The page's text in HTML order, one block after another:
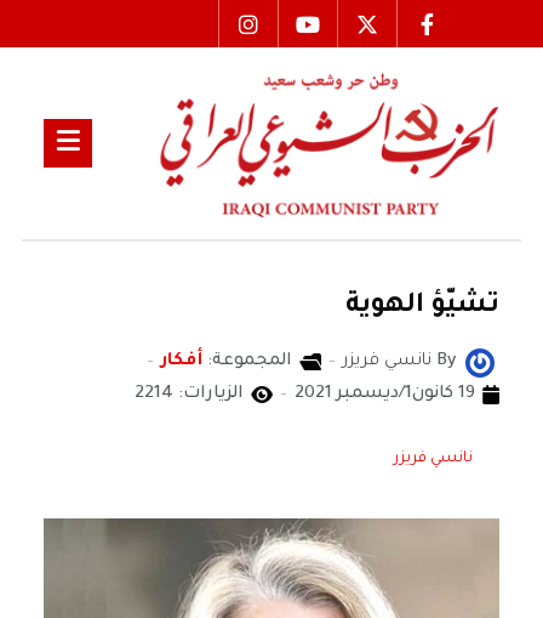
تشيّؤ الهوية
By نانسي فريزر المجموعة: أفكار
19 كانون1/ديسمبر 2021
الزيارات: 2214
نانسي فريزر